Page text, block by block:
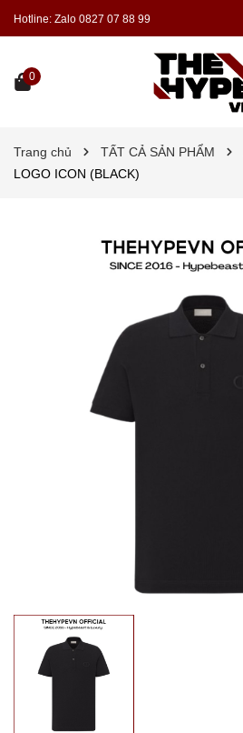
Hotline: Zalo 0827 07 88 99
0
Trang chủ TẤT CẢ SẢN PHẨM
LOGO ICON (BLACK)